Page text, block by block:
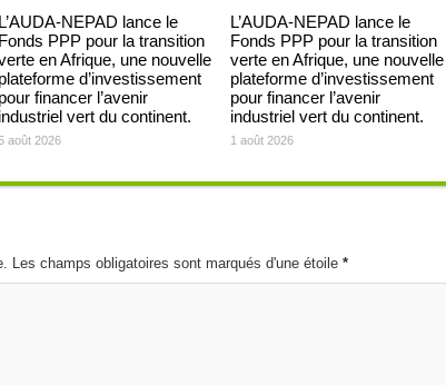
L’AUDA-NEPAD lance le
Fonds PPP pour la transition
en Afrique, une nouvelle
plateforme d’investissement
pour financer l’avenir
industriel vert du continent.
août 2026
L’AUDA-NEPAD lance le
Fonds PPP pour la transition
verte en Afrique, une nouvelle
plateforme d’investissement
pour financer l’avenir
industriel vert du continent.
1 août 2026
Les champs obligatoires sont marqués d'une étoile *